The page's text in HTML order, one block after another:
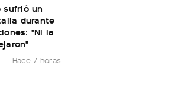
sufrió un
durante
"Ni la
Hace 7 horas